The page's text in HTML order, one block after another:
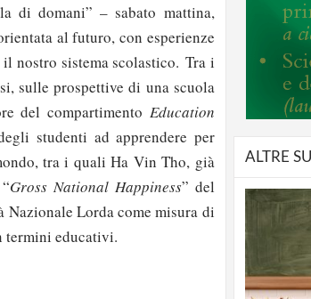
di domani” – sabato mattina,
al futuro, con esperienze
nostro sistema scolastico. Tra i
sulle prospettive di una scuola
del compartimento Education
studenti ad apprendere per
tra i quali Ha Vin Tho, già
Gross National Happiness” del
Lorda come misura di
termini educativi.
ALTRE SU